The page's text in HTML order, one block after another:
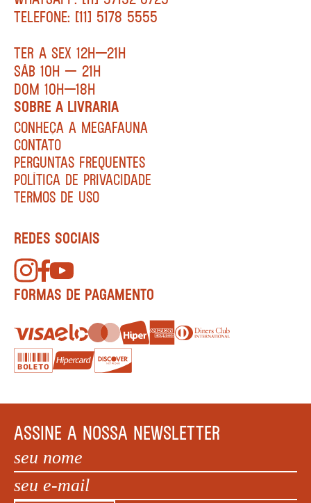
TELEFONE: [11] 5178 5555
TER A SEX 12H—21H
SÁB 10H — 21H
DOM 10H—18H
SOBRE A LIVRARIA
CONHEÇA A MEGAFAUNA
CONTATO
PERGUNTAS FREQUENTES
POLÍTICA DE PRIVACIDADE
TERMOS DE USO
REDES SOCIAIS
FORMAS DE PAGAMENTO
ASSINE A NOSSA NEWSLETTER